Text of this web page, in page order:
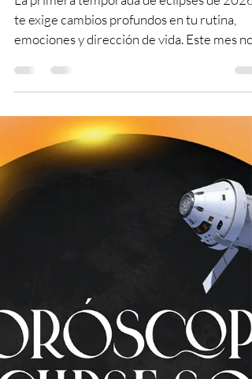
emocional 🌙 Descarga
gratis tu calendario lunar
La primera temporada de eclipses de 2026
te exige cambios profundos en tu rutina,
emociones y dirección de vida. Este mes no
es para improvisar: es para ajustar, soltar y
avanzar con intención. Aprovecha cada fase
descarga el Calendario Lunar de marzo
2026 y usa la energía del cielo a tu favor.